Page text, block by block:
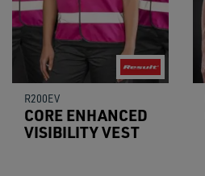
R200EV
CORE ENHANCED
VISIBILITY VEST